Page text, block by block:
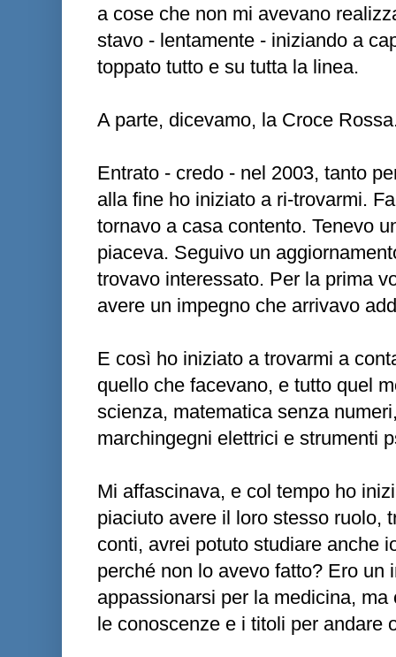
a cose che non mi avevano
stavo - lentamente - iniziando a
toppato tutto e su tutta la linea.
A parte, dicevamo, la Croce
Entrato - credo - nel 2003, tanto
alla fine ho iniziato a ri-trovarmi.
tornavo a casa contento. Tenevo
piaceva. Seguivo un
trovavo interessato. Per la prima
avere un impegno che arrivavo
E così ho iniziato a trovarmi a
quello che facevano, e tutto quel
scienza, matematica senza
marchingegni elettrici e strumenti
Mi affascinava, e col tempo ho
piaciuto avere il loro stesso ruolo,
conti, avrei potuto studiare anche
perché non lo avevo fatto? Ero un
appassionarsi per la medicina,
le conoscenze e i titoli per andare